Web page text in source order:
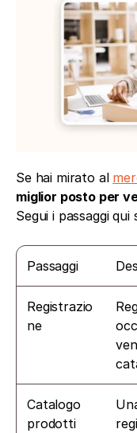
Se hai mirato al
miglior posto per
Segui i passaggi
Passaggi
Registrazio
ne
Catalogo
prodotti